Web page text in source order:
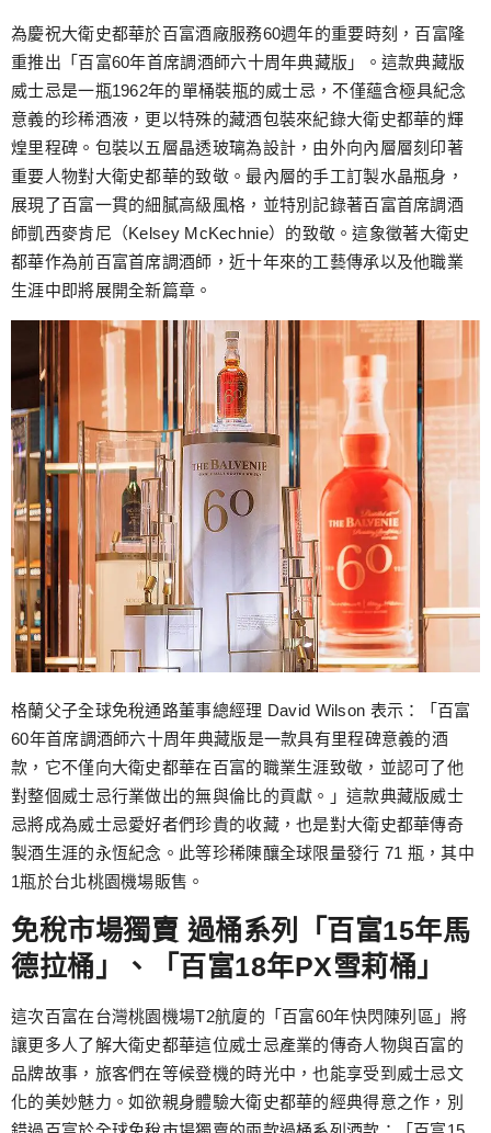
為慶祝大衛史都華於百富酒廠服務60週年的重要時刻，百富隆
重推出「百富60年首席調酒師六十周年典藏版」。這款典藏版
威士忌是一瓶1962年的單桶裝瓶的威士忌，不僅蘊含極具紀念
意義的珍稀酒液，更以特殊的藏酒包裝來紀錄大衛史都華的輝
煌里程碑。包裝以五層晶透玻璃為設計，由外向內層層刻印著
重要人物對大衛史都華的致敬。最內層的手工訂製水晶瓶身，
展現了百富一貫的細膩高級風格，並特別記錄著百富首席調酒
師凱西麥肯尼（Kelsey McKechnie）的致敬。這象徵著大衛史
都華作為前百富首席調酒師，近十年來的工藝傳承以及他職業
生涯中即將展開全新篇章。
格蘭父子全球免稅通路董事總經理 David Wilson 表示：「百富
60年首席調酒師六十周年典藏版是一款具有里程碑意義的酒
款，它不僅向大衛史都華在百富的職業生涯致敬，並認可了他
對整個威士忌行業做出的無與倫比的貢獻。」這款典藏版威士
忌將成為威士忌愛好者們珍貴的收藏，也是對大衛史都華傳奇
製酒生涯的永恆紀念。此等珍稀陳釀全球限量發行 71 瓶，其中
1瓶於台北桃園機場販售。
免稅市場獨賣 過桶系列「百富15年馬
德拉桶」、「百富18年PX雪莉桶」
這次百富在台灣桃園機場T2航廈的「百富60年快閃陳列區」將
讓更多人了解大衛史都華這位威士忌產業的傳奇人物與百富的
品牌故事，旅客們在等候登機的時光中，也能享受到威士忌文
化的美妙魅力。如欲親身體驗大衛史都華的經典得意之作，別